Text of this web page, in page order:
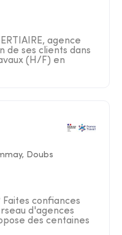
agence
de ses clients dans
(H/F) en
Doubs
confiances
d'agences
des centaines